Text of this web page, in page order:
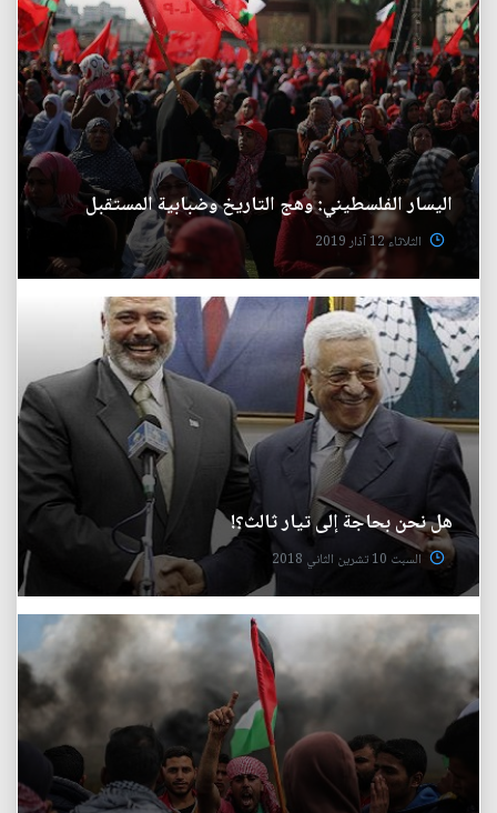
اليسار الفلسطيني: وهج التاريخ وضبابية المستقبل
الثلاثاء 12 آذار 2019
هل نحن بحاجة إلى تيار ثالث؟!
السبت 10 تشرين الثاني 2018